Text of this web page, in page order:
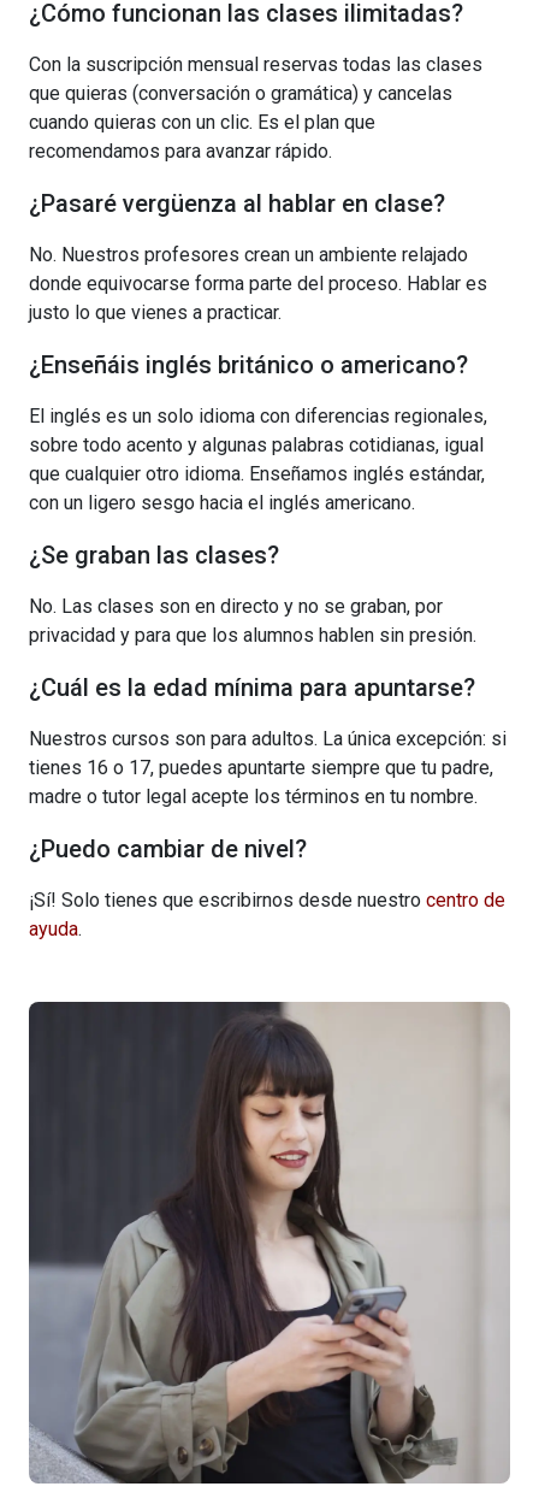
¿Cómo funcionan las clases ilimitadas?
Con la suscripción mensual reservas todas las clases
que quieras (conversación o gramática) y cancelas
cuando quieras con un clic. Es el plan que
recomendamos para avanzar rápido.
¿Pasaré vergüenza al hablar en clase?
No. Nuestros profesores crean un ambiente relajado
donde equivocarse forma parte del proceso. Hablar es
justo lo que vienes a practicar.
¿Enseñáis inglés británico o americano?
El inglés es un solo idioma con diferencias regionales,
sobre todo acento y algunas palabras cotidianas, igual
que cualquier otro idioma. Enseñamos inglés estándar,
con un ligero sesgo hacia el inglés americano.
¿Se graban las clases?
No. Las clases son en directo y no se graban, por
privacidad y para que los alumnos hablen sin presión.
¿Cuál es la edad mínima para apuntarse?
Nuestros cursos son para adultos. La única excepción: si
tienes 16 o 17, puedes apuntarte siempre que tu padre,
madre o tutor legal acepte los términos en tu nombre.
¿Puedo cambiar de nivel?
¡Sí! Solo tienes que escribirnos desde nuestro centro de
ayuda.